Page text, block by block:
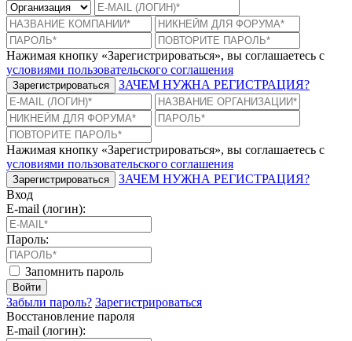
Нажимая кнопку «Зарегистрироваться», вы соглашаетесь с
условиями пользовательского соглашения
Зарегистрироваться ЗАЧЕМ НУЖНА РЕГИСТРАЦИЯ?
Нажимая кнопку «Зарегистрироваться», вы соглашаетесь с
условиями пользовательского соглашения
Зарегистрироваться
ЗАЧЕМ НУЖНА РЕГИСТРАЦИЯ?
Вход
E-mail (логин):
Пароль:
Запомнить пароль
Войти
Забыли пароль? Зарегистрироваться
Восстановление пароля
E-mail (логин):